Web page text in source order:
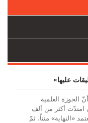
علیها»
الحوزة العلمیة
امتدّت أكثر من ألف
«النهاية» متناً، ثمّ